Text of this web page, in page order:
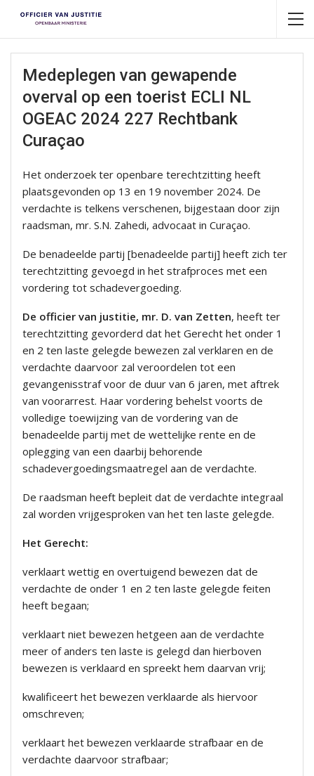
Medeplegen van gewapende
overval op een toerist ECLI NL
OGEAC 2024 227 Rechtbank
Curaçao
Het onderzoek ter openbare terechtzitting heeft
plaatsgevonden op 13 en 19 november 2024. De
verdachte is telkens verschenen, bijgestaan door zijn
raadsman, mr. S.N. Zahedi, advocaat in Curaçao.
De benadeelde partij [benadeelde partij] heeft zich ter
terechtzitting gevoegd in het strafproces met een
vordering tot schadevergoeding.
De officier van justitie, mr. D. van Zetten, heeft ter
terechtzitting gevorderd dat het Gerecht het onder 1
en 2 ten laste gelegde bewezen zal verklaren en de
verdachte daarvoor zal veroordelen tot een
gevangenisstraf voor de duur van 6 jaren, met aftrek
van voorarrest. Haar vordering behelst voorts de
volledige toewijzing van de vordering van de
benadeelde partij met de wettelijke rente en de
oplegging van een daarbij behorende
schadevergoedingsmaatregel aan de verdachte.
De raadsman heeft bepleit dat de verdachte integraal
zal worden vrijgesproken van het ten laste gelegde.
Het Gerecht:
verklaart wettig en overtuigend bewezen dat de
verdachte de onder 1 en 2 ten laste gelegde feiten
heeft begaan;
verklaart niet bewezen hetgeen aan de verdachte
meer of anders ten laste is gelegd dan hierboven
bewezen is verklaard en spreekt hem daarvan vrij;
kwalificeert het bewezen verklaarde als hiervoor
omschreven;
verklaart het bewezen verklaarde strafbaar en de
verdachte daarvoor strafbaar;